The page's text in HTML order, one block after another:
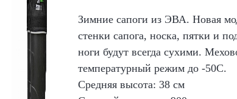
Зимние сапоги из ЭВА. Новая
стенки сапога, носка, пятки и
ноги будут всегда сухими.
температурный режим до -50С.
Средняя высота: 38 см